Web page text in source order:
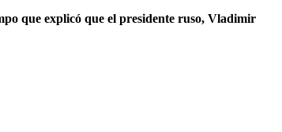
que explicó que el presidente ruso, Vladimir